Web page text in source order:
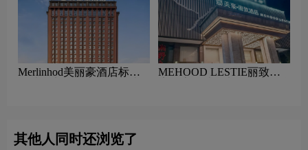
Merlinhod美丽豪酒店标志
MEHOOD LESTIE丽致酒
其他人同时还浏览了